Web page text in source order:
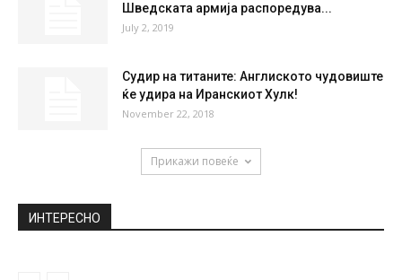
Шведската армија распоредува...
July 2, 2019
Судир на титаните: Англиското чудовиште
ќе удира на Иранскиот Хулк!
November 22, 2018
Прикажи повеќе
ИНТЕРЕСНО